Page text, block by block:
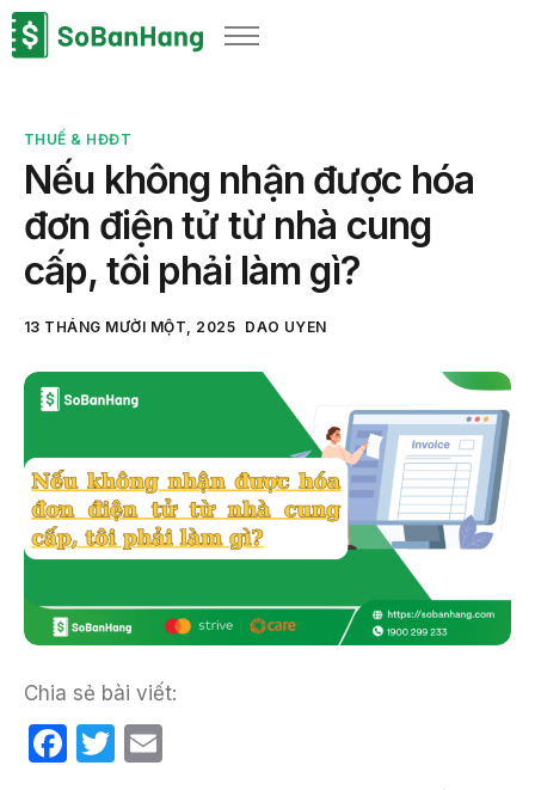
Sản phẩm
Bảng giá
Blog
Thông tin thuế
Về chúng tôi
THUẾ & HĐĐT
Nếu không nhận được hóa
đơn điện tử từ nhà cung
cấp, tôi phải làm gì?
13 THÁNG MƯỜI MỘT, 2025 DAO UYEN
Chia sẻ bài viết:
F
T